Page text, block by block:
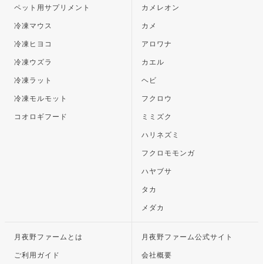
ペット用サプリメント
冷凍マウス
冷凍ヒヨコ
冷凍ウズラ
冷凍ラット
冷凍モルモット
コオロギフード
カメレオン
カメ
アロワナ
カエル
ヘビ
フクロウ
ミミズク
ハリネズミ
フクロモモンガ
ハヤブサ
タカ
メダカ
月夜野ファームとは
ご利用ガイド
月夜野ファーム公式サイト
会社概要